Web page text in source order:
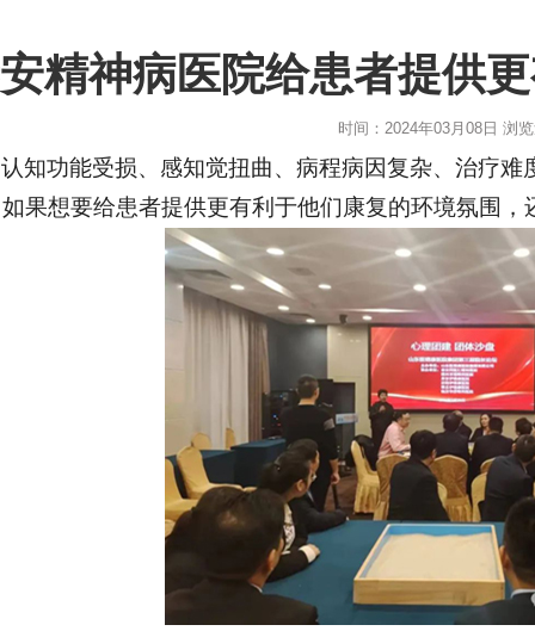
精神病医院给患者提供
时间：2024年03月08日 浏览
知功能受损、感知觉扭曲、病程病因复杂、治疗
果想要给患者提供更有利于他们康复的环境氛围，